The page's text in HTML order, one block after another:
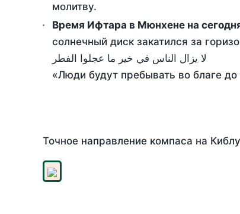
молитву.
Время Ифтара в Мюнхене на
солнечный диск закатился за
لا يزال الناس في خير ما عجلوا الفطر
«Люди будут пребывать во благе
Точное направление компаса на